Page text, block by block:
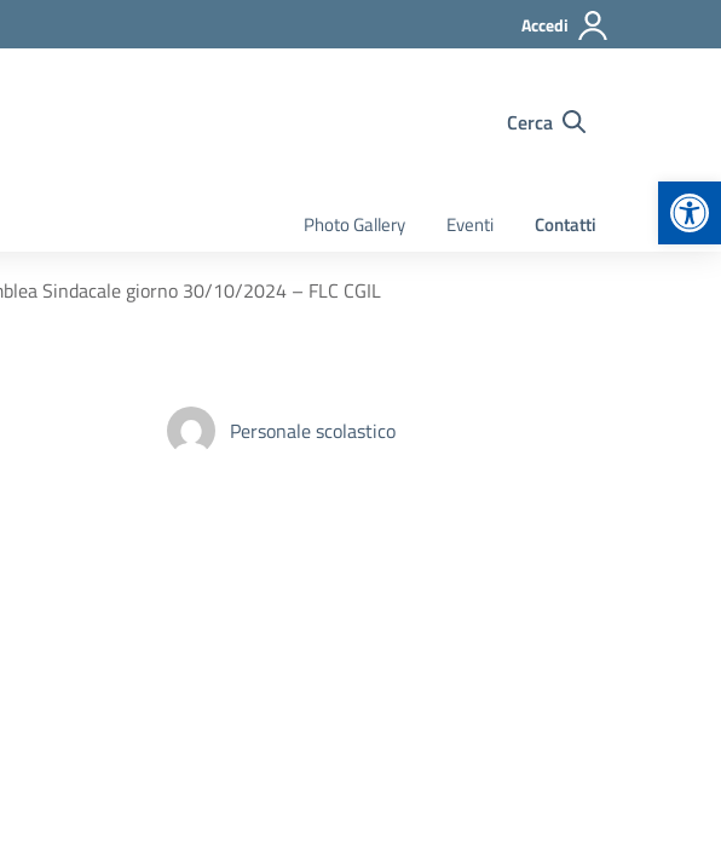
Accedi
Cerca
Photo Gallery Eventi Contatti
Sindacale giorno 30/10/2024 – FLC CGIL
Personale scolastico